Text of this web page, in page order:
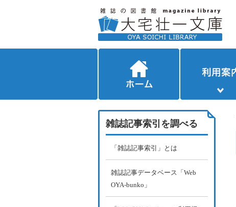
雑誌記事索引を調べる
「雑誌記事索引」とは
雑誌記事データベース「Web
OYA-bunko」